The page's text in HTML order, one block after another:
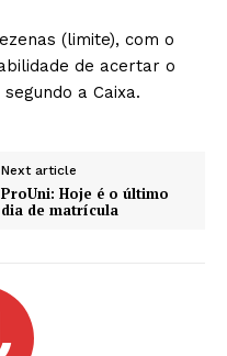
(limite), com o
de acertar o
a Caixa.
Next article
ProUni: Hoje é o último
dia de matrícula